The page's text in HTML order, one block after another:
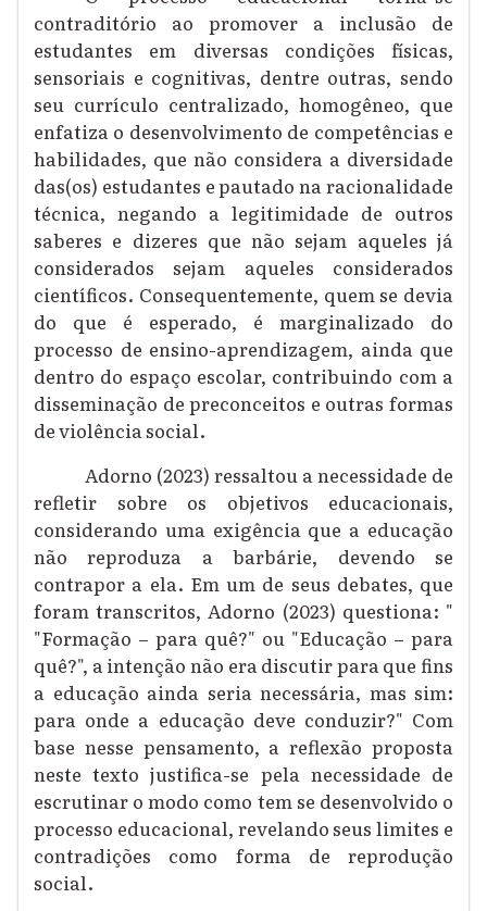
contraditório ao promover a inclusão de
estudantes em diversas condições físicas,
sensoriais e cognitivas, dentre outras, sendo
seu currículo centralizado, homogêneo, que
enfatiza o desenvolvimento de competências e
habilidades, que não considera a diversidade
das(os) estudantes e pautado na racionalidade
técnica, negando a legitimidade de outros
saberes e dizeres que não sejam aqueles já
considerados sejam aqueles considerados
científicos. Consequentemente, quem se devia
do que é esperado, é marginalizado do
processo de ensino-aprendizagem, ainda que
dentro do espaço escolar, contribuindo com a
disseminação de preconceitos e outras formas
de violência social.
Adorno (2023) ressaltou a necessidade de
refletir sobre os objetivos educacionais,
considerando uma exigência que a educação
não reproduza a barbárie, devendo se
contrapor a ela. Em um de seus debates, que
foram transcritos, Adorno (2023) questiona: "
"Formação – para quê?" ou "Educação – para
quê?", a intenção não era discutir para que fins
a educação ainda seria necessária, mas sim:
para onde a educação deve conduzir?" Com
base nesse pensamento, a reflexão proposta
neste textojustifica-se pela necessidade de
escrutinar o modo como tem se desenvolvido o
processo educacional, revelando seus limites e
contradições como forma de reprodução
social.